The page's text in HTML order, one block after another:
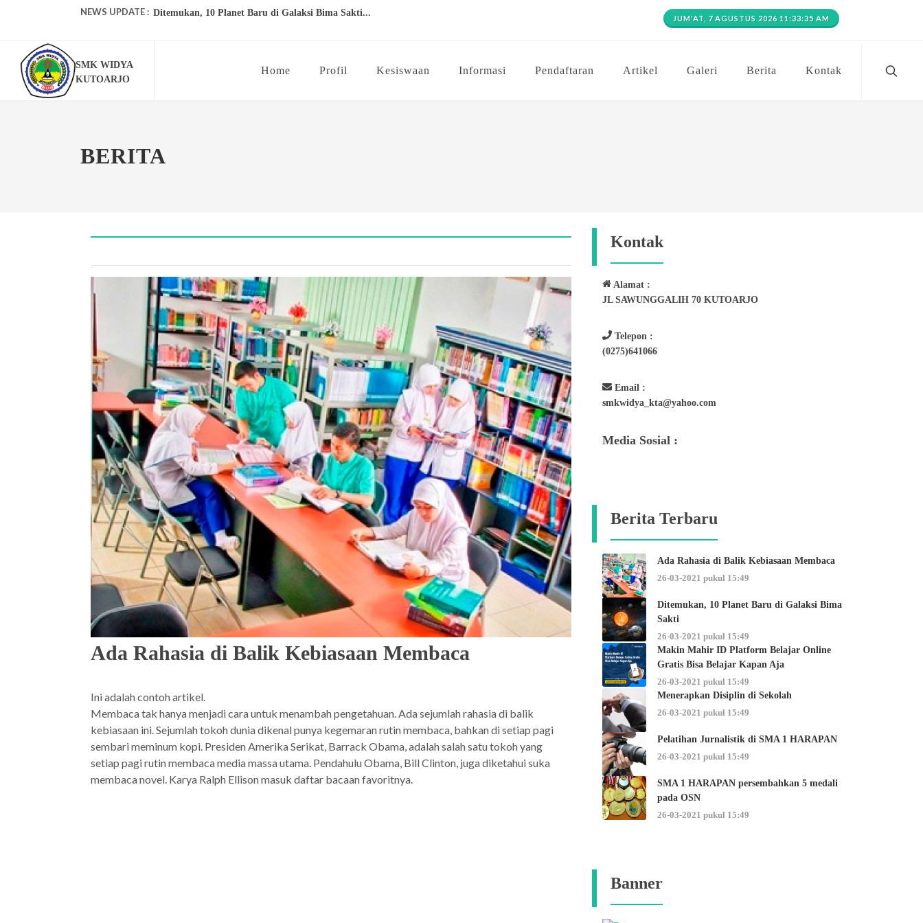
NEWS UPDATE : Ditemukan, 10 Planet Baru di Galaksi Bima Sakti...
Menerapkan Disiplin di Sekolah...
Ada Rahasia di Balik Kebiasaan Membaca...
JUM'AT, 7 AGUSTUS 2026 11:33:35 AM
SMK WIDYA
KUTOARJO
Home Profil Kesiswaan Informasi Pendaftaran Artikel Galeri Berita Kontak
BERITA
Ada Rahasia di Balik Kebiasaan Membaca
Ini adalah contoh artikel.
Membaca tak hanya menjadi cara untuk menambah pengetahuan. Ada sejumlah rahasia di balik
kebiasaan ini. Sejumlah tokoh dunia dikenal punya kegemaran rutin membaca, bahkan di setiap pagi
sembari meminum kopi. Presiden Amerika Serikat, Barrack Obama, adalah salah satu tokoh yang
setiap pagi rutin membaca media massa utama. Pendahulu Obama, Bill Clinton, juga diketahui suka
membaca novel. Karya Ralph Ellison masuk daftar bacaan favoritnya.
Kontak
Alamat :
JL SAWUNGGALIH 70 KUTOARJO
Telepon :
(0275)641066
Email :
smkwidya_kta@yahoo.com
Media Sosial :
Berita Terbaru
Ada Rahasia di Balik Kebiasaan Membaca
26-03-2021 pukul 15:49
Ditemukan, 10 Planet Baru di Galaksi Bima
Sakti
26-03-2021 pukul 15:49
Makin Mahir ID Platform Belajar Online
Gratis Bisa Belajar Kapan Aja
26-03-2021 pukul 15:49
Menerapkan Disiplin di Sekolah
26-03-2021 pukul 15:49
Pelatihan Jurnalistik di SMA 1 HARAPAN
26-03-2021 pukul 15:49
SMA 1 HARAPAN persembahkan 5 medali
pada OSN
26-03-2021 pukul 15:49
Banner